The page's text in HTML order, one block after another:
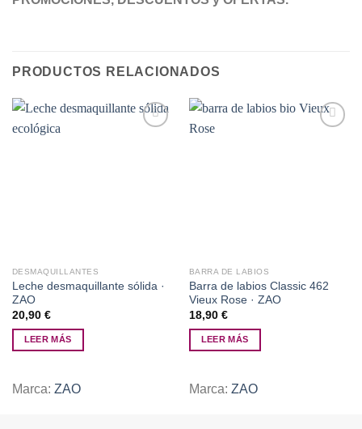
PRODUCTOS RELACIONADOS
DESMAQUILLANTES
Leche desmaquillante sólida ·
ZAO
20,90 €
LEER MÁS
Marca: ZAO
BARRA DE LABIOS
Barra de labios Classic 462
Vieux Rose · ZAO
18,90 €
LEER MÁS
Marca: ZAO